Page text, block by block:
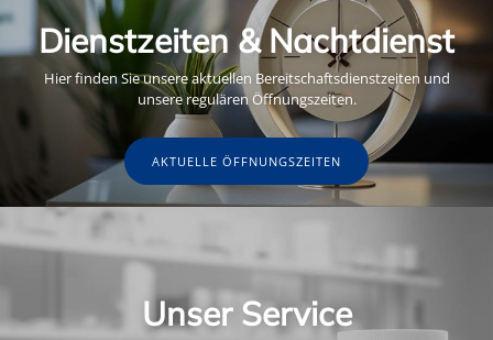
Dienstzeiten & Nachtdienst
Hier finden Sie unsere aktuellen Bereitschaftsdienstzeiten und
unsere regulären Öffnungszeiten.
AKTUELLE ÖFFNUNGSZEITEN
Unser Service